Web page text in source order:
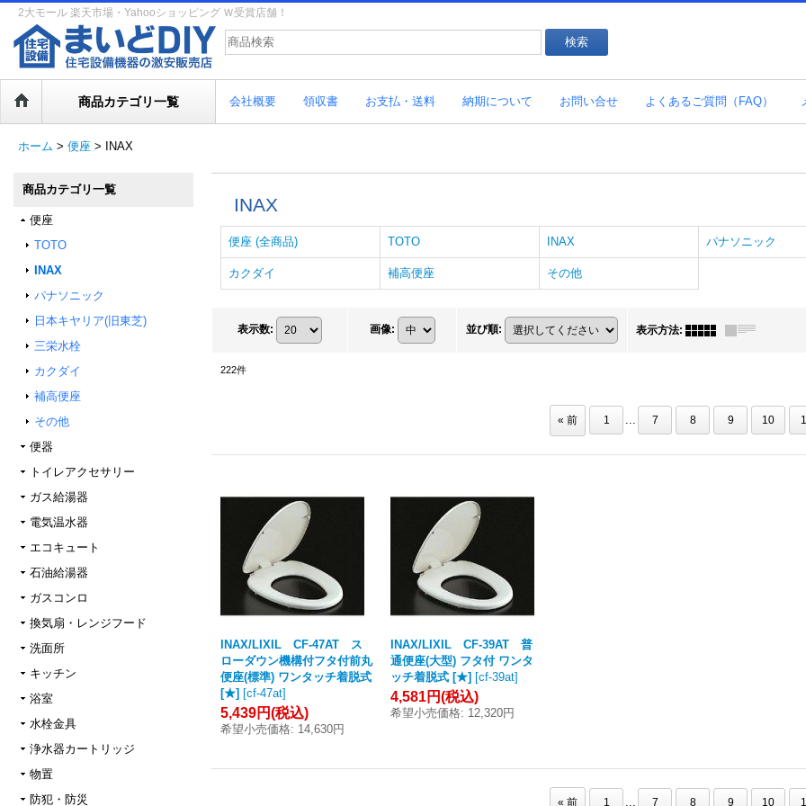
2大モール 楽天市場・Yahooショッピング Ｗ受賞店舗！
商品カテゴリ一覧 会社概要 領収書 お支払・送料 納期について お問い合せ よくあるご質問（FAQ）
ホーム > 便座 > INAX
商品カテゴリ一覧
便座
TOTO
INAX
パナソニック
日本キヤリア(旧東芝)
三栄水栓
カクダイ
補高便座
その他
便器
トイレアクセサリー
ガス給湯器
電気温水器
エコキュート
石油給湯器
ガスコンロ
換気扇・レンジフード
洗面所
キッチン
浴室
水栓金具
浄水器カートリッジ
物置
防犯・防災
INAX
便座 (全商品) TOTO INAX パナソニック
カクダイ 補高便座 その他
表示数: 画像: 並び順: 表示方法:
222件
« 前 1 ... 7 8 9 10
INAX/LIXIL CF-47AT ス
ローダウン機構付フタ付前丸
便座(標準) ワンタッチ着脱式
[★] [cf-47at]
5,439円(税込)
希望小売価格: 14,630円
INAX/LIXIL CF-39AT 普
通便座(大型) フタ付 ワンタ
ッチ着脱式 [★] [cf-39at]
4,581円(税込)
希望小売価格: 12,320円
« 前 1 ... 7 8 9 10